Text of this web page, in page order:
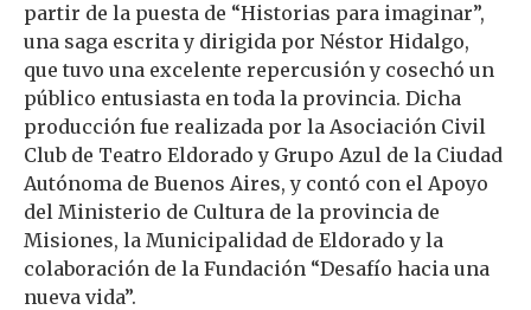
partir de la puesta de “Historias para imaginar”,
una saga escrita y dirigida por Néstor Hidalgo,
que tuvo una excelente repercusión y cosechó un
público entusiasta en toda la provincia. Dicha
producción fue realizada por la Asociación Civil
Club de Teatro Eldorado y Grupo Azul de la Ciudad
Autónoma de Buenos Aires, y contó con el Apoyo
del Ministerio de Cultura de la provincia de
Misiones, la Municipalidad de Eldorado y la
colaboración de la Fundación “Desafío hacia una
nueva vida”.